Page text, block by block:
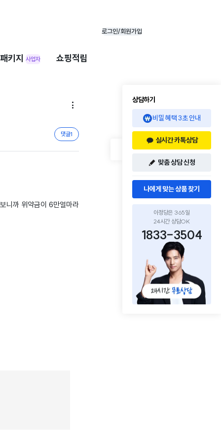
로그인/회원가입
키지 사업자 쇼핑적립

댓글1
니까 위약금이 6만얼마라
상담하기
비밀 혜택 3초 안내
실시간 카톡상담
맞춤 상담 신청
나에게 맞는 상품 찾기
아정당은 365일
24시간 상담OK
1833-3504